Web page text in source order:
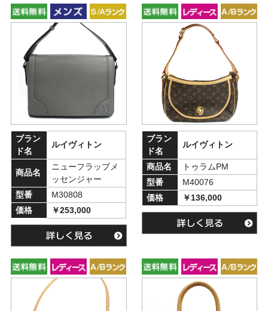
ブラン
ド名
ルイヴィトン
商品名
ニューフラップメ
ッセンジャー
型番
M30808
価格
￥253,000
ブラン
ド名
ルイヴィトン
商品名
トゥラムPM
型番
M40076
価格
￥136,000